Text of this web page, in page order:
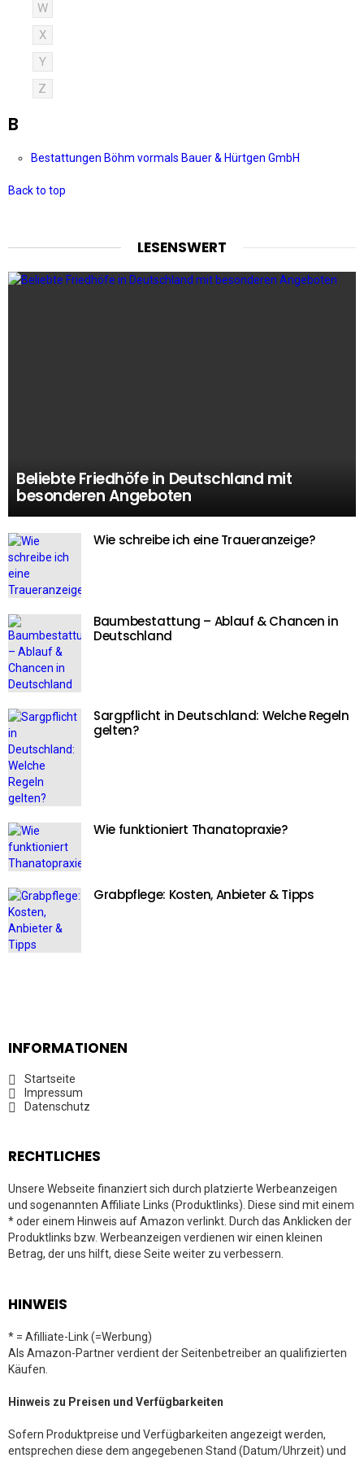
W
X
Y
Z
B
Bestattungen Böhm vormals Bauer & Hürtgen GmbH
Back to top
LESENSWERT
Beliebte Friedhöfe in Deutschland mit
besonderen Angeboten
Wie schreibe ich eine Traueranzeige?
Baumbestattung – Ablauf & Chancen in
Deutschland
Sargpflicht in Deutschland: Welche Regeln
gelten?
Wie funktioniert Thanatopraxie?
Grabpflege: Kosten, Anbieter & Tipps
INFORMATIONEN
Startseite
Impressum
Datenschutz
RECHTLICHES
Unsere Webseite finanziert sich durch platzierte Werbeanzeigen
und sogenannten Affiliate Links (Produktlinks). Diese sind mit einem
* oder einem Hinweis auf Amazon verlinkt. Durch das Anklicken der
Produktlinks bzw. Werbeanzeigen verdienen wir einen kleinen
Betrag, der uns hilft, diese Seite weiter zu verbessern.
HINWEIS
* = Afilliate-Link (=Werbung)
Als Amazon-Partner verdient der Seitenbetreiber an qualifizierten
Käufen.
Hinweis zu Preisen und Verfügbarkeiten
Sofern Produktpreise und Verfügbarkeiten angezeigt werden,
entsprechen diese dem angegebenen Stand (Datum/Uhrzeit) und